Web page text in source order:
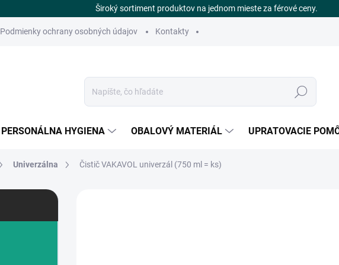
Široký sortiment produktov na jednom mieste za férové ceny.
Podmienky ochrany osobných údajov Kontakty
Hľadať
PERSONÁLNA HYGIENA OBALOVÝ MATERIÁL UPRATOVACIE
Univerzálna Čistič VAKAVOL univerzál (750 ml = ks)